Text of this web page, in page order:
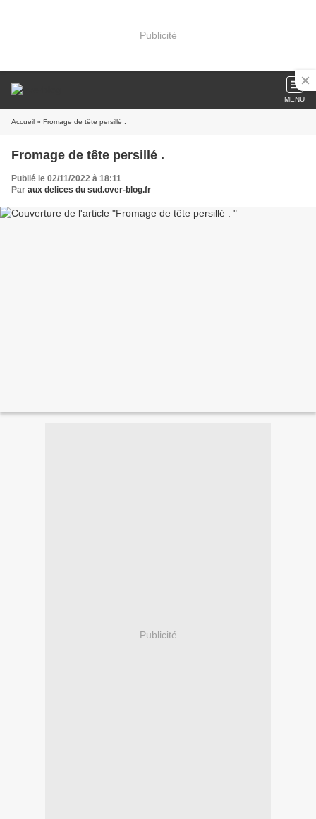
Publicité
MENU
Accueil » Fromage de tête persillé .
Fromage de tête persillé .
Publié le 02/11/2022 à 18:11
Par aux delices du sud.over-blog.fr
Publicité